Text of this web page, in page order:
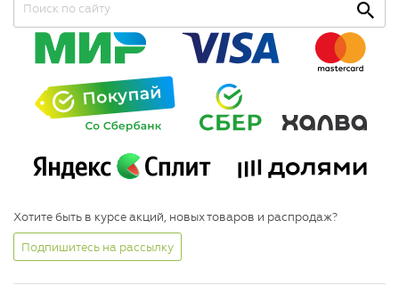
Хотите быть в курсе акций, новых товаров и распродаж?
Подпишитесь на рассылку